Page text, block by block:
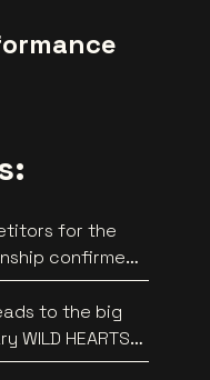
for the
confirmed
to the big
HEARTS